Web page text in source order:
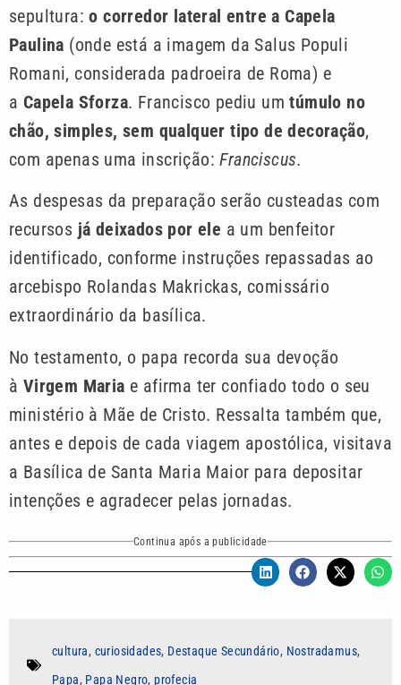
sepultura: o corredor lateral entre a Capela
Paulina (onde está a imagem da Salus Populi
Romani, considerada padroeira de Roma) e
a Capela Sforza. Francisco pediu umtúmulo no
chão, simples, sem qualquer tipo de decoração,
com apenas uma inscrição:Franciscus.
As despesas da preparação serão custeadas com
recursos já deixados por ele a um benfeitor
identificado, conforme instruções repassadas ao
arcebispo Rolandas Makrickas, comissário
extraordinário da basílica.
No testamento, o papa recorda sua devoção
à Virgem Maria e afirma ter confiado todo o seu
ministério à Mãe de Cristo. Ressalta também que,
antes e depois de cada viagem apostólica, visitava
a Basílica de Santa Maria Maior para depositar
intenções e agradecer pelas jornadas.
Continua após a publicidade
cultura, curiosidades, Destaque Secundário, Nostradamus,
Papa, Papa Negro, profecia